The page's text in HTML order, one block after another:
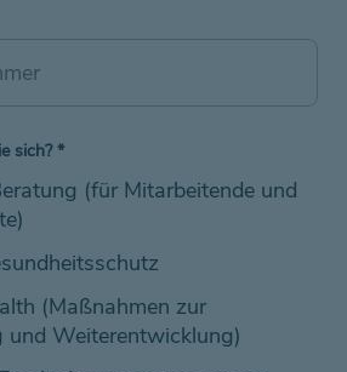
sich?*
(für Mitarbeitende und
(Maßnahmen zur
und Weiterentwicklung)